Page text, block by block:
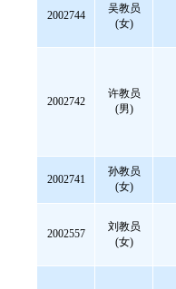
2002744
吴教员
(女)
2002742
许教员
(男)
2002741
孙教员
(女)
2002557
刘教员
(女)